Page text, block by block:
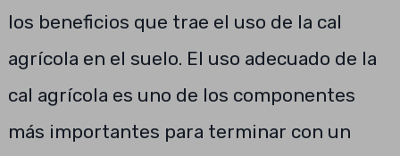
los beneficios que trae el uso de la cal
agrícola en el suelo. El uso adecuado de la
cal agrícola es uno de los componentes
más importantes para terminar con un